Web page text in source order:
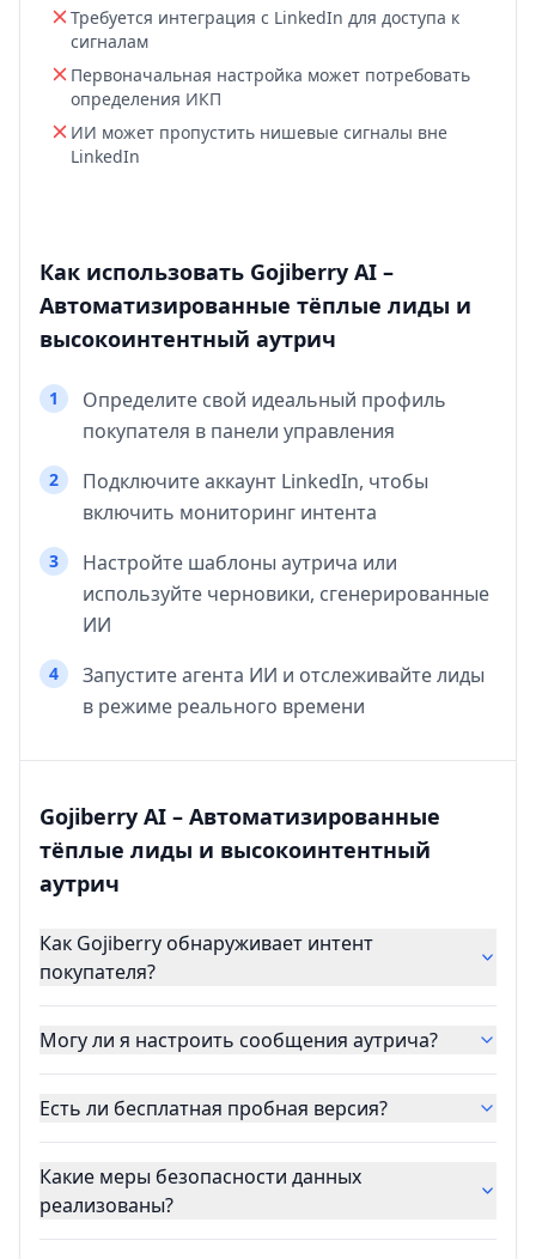
Требуется интеграция с LinkedIn для доступа к
сигналам
Первоначальная настройка может потребовать
определения ИКП
ИИ может пропустить нишевые сигналы вне
LinkedIn
Как использовать Gojiberry AI –
Автоматизированные тёплые лиды и
высокоинтентный аутрич
1
Определите свой идеальный профиль
покупателя в панели управления
2
Подключите аккаунт LinkedIn, чтобы
включить мониторинг интента
3
Настройте шаблоны аутрича или
используйте черновики, сгенерированные
ИИ
4
Запустите агента ИИ и отслеживайте лиды
в режиме реального времени
Gojiberry AI – Автоматизированные
тёплые лиды и высокоинтентный
аутрич
Как Gojiberry обнаруживает интент
покупателя?
Могу ли я настроить сообщения аутрича?
Есть ли бесплатная пробная версия?
Какие меры безопасности данных
реализованы?